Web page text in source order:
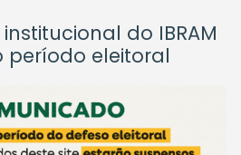
do IBRAM
período eleitoral